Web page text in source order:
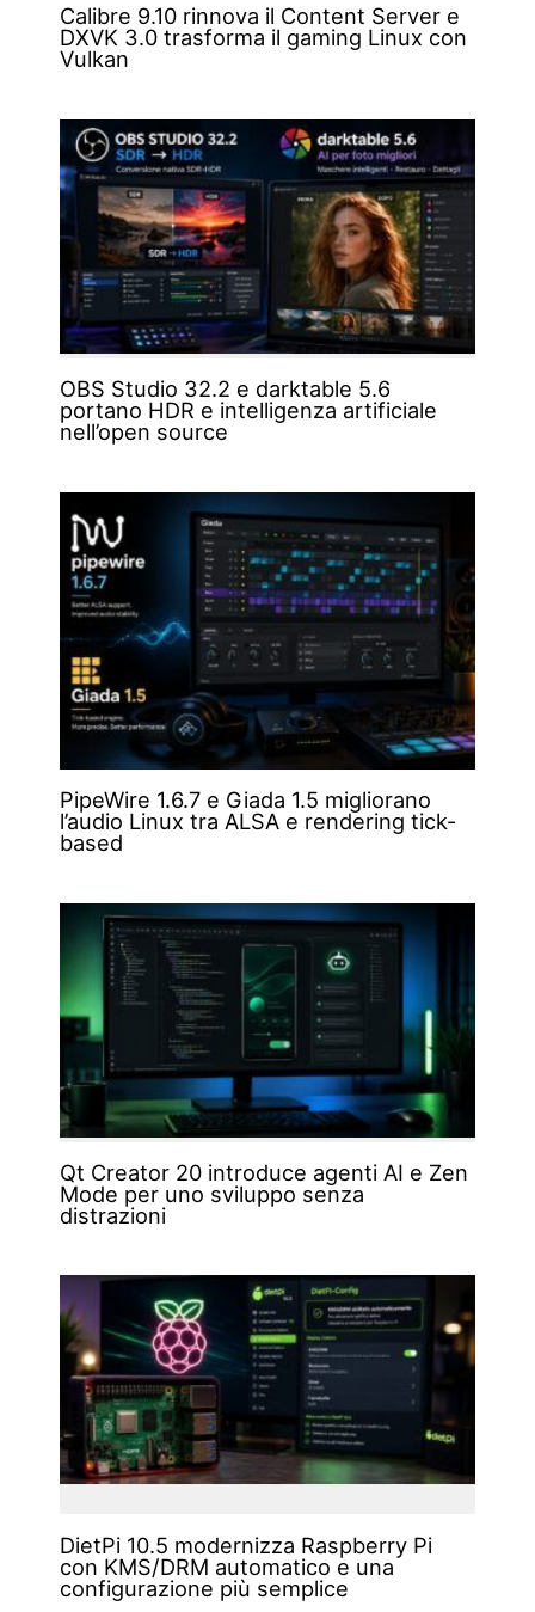
Calibre 9.10 rinnova il Content Server e
DXVK 3.0 trasforma il gaming Linux con
Vulkan
OBS Studio 32.2 e darktable 5.6
portano HDR e intelligenza artificiale
nell’open source
PipeWire 1.6.7 e Giada 1.5 migliorano
l’audio Linux tra ALSA e rendering tick-
based
Qt Creator 20 introduce agenti AI e Zen
Mode per uno sviluppo senza
distrazioni
DietPi 10.5 modernizza Raspberry Pi
con KMS/DRM automatico e una
configurazione più semplice